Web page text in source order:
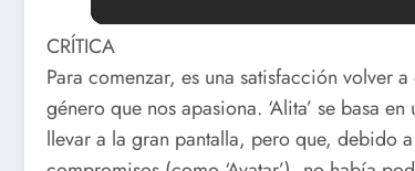
CRÍTICA
Para comenzar, es una satisfacción volver
género que nos apasiona. ‘Alita’ se basa
llevar a la gran pantalla, pero que, debido